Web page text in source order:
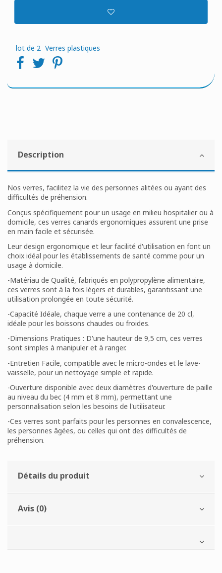
lot de 2 Verres plastiques
Description
Nos verres, facilitez la vie des personnes alitées ou ayant des
difficultés de préhension.
Conçus spécifiquement pour un usage en milieu hospitalier ou à
domicile, ces verres canards ergonomiques assurent une prise
en main facile et sécurisée.
Leur design ergonomique et leur facilité d'utilisation en font un
choix idéal pour les établissements de santé comme pour un
usage à domicile.
-Matériau de Qualité, fabriqués en polypropylène alimentaire,
ces verres sont à la fois légers et durables, garantissant une
utilisation prolongée en toute sécurité.
-Capacité Idéale, chaque verre a une contenance de 20 cl,
idéale pour les boissons chaudes ou froides.
-Dimensions Pratiques : D'une hauteur de 9,5 cm, ces verres
sont simples à manipuler et à ranger.
-Entretien Facile, compatible avec le micro-ondes et le lave-
vaisselle, pour un nettoyage simple et rapide.
-Ouverture disponible avec deux diamètres d'ouverture de paille
au niveau du bec (4 mm et 8 mm), permettant une
personnalisation selon les besoins de l'utilisateur.
-Ces verres sont parfaits pour les personnes en convalescence,
les personnes âgées, ou celles qui ont des difficultés de
préhension.
Détails du produit
Avis (0)